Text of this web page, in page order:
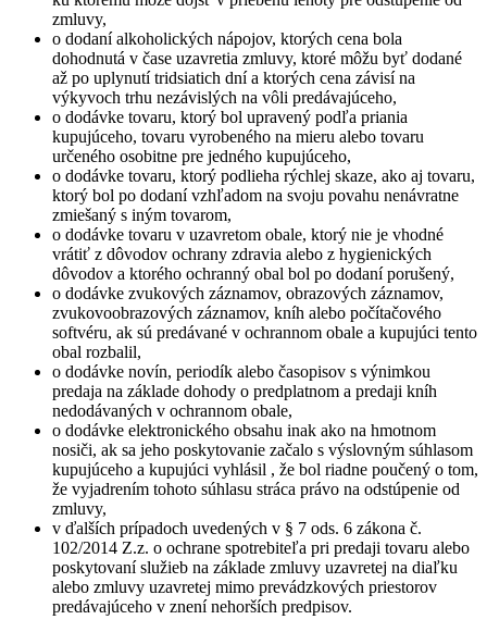
zmluvy,
o dodaní alkoholických nápojov, ktorých cena bola
dohodnutá v čase uzavretia zmluvy, ktoré môžu byť dodané
až po uplynutí tridsiatich dní a ktorých cena závisí na
výkyvoch trhu nezávislých na vôli predávajúceho,
o dodávke tovaru, ktorý bol upravený podľa priania
kupujúceho, tovaru vyrobeného na mieru alebo tovaru
určeného osobitne pre jedného kupujúceho,
o dodávke tovaru, ktorý podlieha rýchlej skaze, ako aj tovaru,
ktorý bol po dodaní vzhľadom na svoju povahu nenávratne
zmiešaný s iným tovarom,
o dodávke tovaru v uzavretom obale, ktorý nie je vhodné
vrátiť z dôvodov ochrany zdravia alebo z hygienických
dôvodov a ktorého ochranný obal bol po dodaní porušený,
o dodávke zvukových záznamov, obrazových záznamov,
zvukovoobrazových záznamov, kníh alebo počítačového
softvéru, ak sú predávané v ochrannom obale a kupujúci tento
obal rozbalil,
o dodávke novín, periodík alebo časopisov s výnimkou
predaja na základe dohody o predplatnom a predaji kníh
nedodávaných v ochrannom obale,
o dodávke elektronického obsahu inak ako na hmotnom
nosiči, ak sa jeho poskytovanie začalo s výslovným súhlasom
kupujúceho a kupujúci vyhlásil , že bol riadne poučený o tom,
že vyjadrením tohoto súhlasu stráca právo na odstúpenie od
zmluvy,
v ďalších prípadoch uvedených v § 7 ods. 6 zákona č.
102/2014 Z.z. o ochrane spotrebiteľa pri predaji tovaru alebo
poskytovaní služieb na základe zmluvy uzavretej na diaľku
alebo zmluvy uzavretej mimo prevádzkových priestorov
predávajúceho v znení nehorších predpisov.